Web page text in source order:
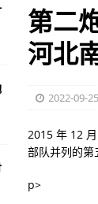
多武器？
攻势。。
衣柜里
放军南京炮兵学院(图)
于第二代
反应部队
而至？
第二
河北
2022-09-
2015 年 12
部队并列的第
p>